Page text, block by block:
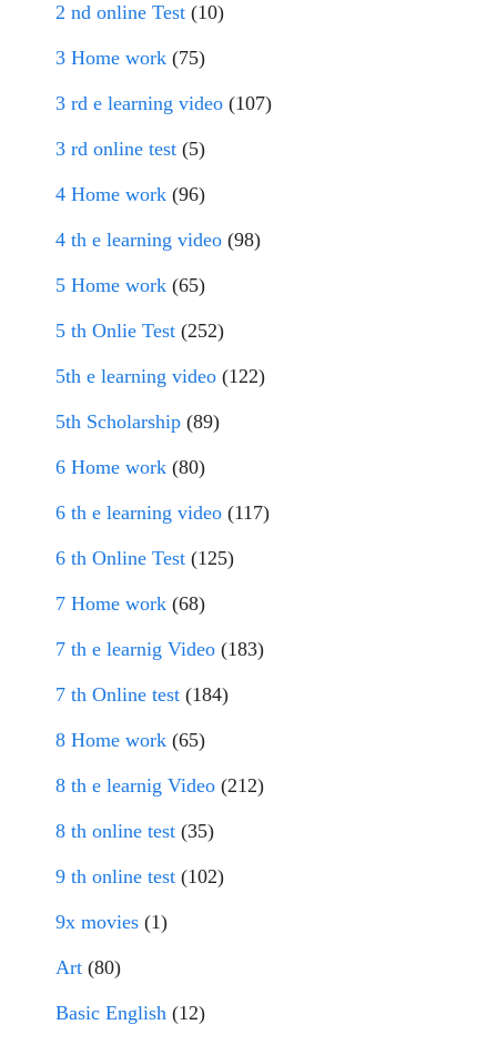
2 nd online Test (10)
3 Home work (75)
3 rd e learning video (107)
3 rd online test (5)
4 Home work (96)
4 th e learning video (98)
5 Home work (65)
5 th Onlie Test (252)
5th e learning video (122)
5th Scholarship (89)
6 Home work (80)
6 th e learning video (117)
6 th Online Test (125)
7 Home work (68)
7 th e learnig Video (183)
7 th Online test (184)
8 Home work (65)
8 th e learnig Video (212)
8 th online test (35)
9 th online test (102)
9x movies (1)
Art (80)
Basic English (12)